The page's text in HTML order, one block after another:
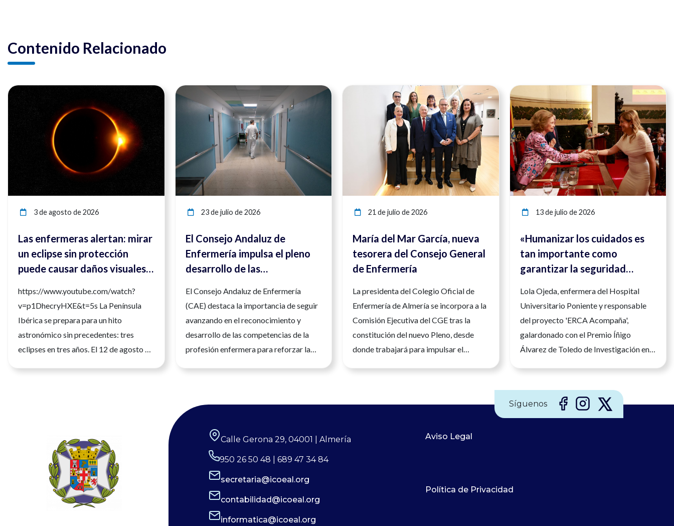
Contenido Relacionado
3 de agosto de 2026
Las enfermeras alertan: mirar
un eclipse sin protección
puede causar daños visuales
https://www.youtube.com/watch?
v=p1DhecryHXE&t=5s La Península
Ibérica se prepara para un hito
astronómico sin precedentes: tres
eclipses en tres años. El 12 de agosto de
será fascinante, pero la seguridad visual
es un factor crítico que preocupa a los
expertos, y la diferencia entre un
recuerdo insuperable y una lesión
irreversible. Por ello, el Consejo
General de Enfermería (CGE), junto a la
Ver noticia
23 de julio de 2026
El Consejo Andaluz de
Enfermería impulsa el pleno
desarrollo de las
para reforzar la seguridad y
la calidad asistencial
El Consejo Andaluz de Enfermería
(CAE) destaca la importancia de seguir
avanzando en el reconocimiento y
desarrollo de las competencias de la
profesión enfermera para reforzar la
profesión sanitaria universitaria, con
humana cada vez más avanzada, que
desempeña un papel esencial en todos
los niveles del sistema sanitario. Su
desarrollo profesional permite ejercer
con plenitud sus competencias y
aportar su conocimiento específico al
cuidado de las personas, en
Ver noticia
21 de julio de 2026
María del Mar García, nueva
tesorera del Consejo General
de Enfermería
La presidenta del Colegio Oficial de
Enfermería de Almería se incorpora a la
Comisión Ejecutiva del CGE tras la
constitución del nuevo Pleno, desde
donde trabajará para impulsar el
del Mar García Martín, ha tomado hoy
Consejo General de Enfermería (CGE),
nombramiento se ha producido durante
Ver noticia
13 de julio de 2026
«Humanizar los cuidados es
tan importante como
garantizar la seguridad
Lola Ojeda, enfermera del Hospital
Universitario Poniente y responsable
del proyecto 'ERCA Acompaña',
galardonado con el Premio Íñigo
Álvarez de Toledo de Investigación en
que acompaña a los pacientes renales
en uno de los momentos más difíciles de
Ver noticia
Síguenos
Calle Gerona 29, 04001 | Almería
950 26 50 48 | 689 47 34 84
secretaria@icoeal.org
contabilidad@icoeal.org
informatica@icoeal.org
Aviso Legal
Política de Privacidad